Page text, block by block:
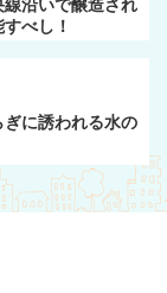
沿いで醸造され
べし！
に誘われる水の